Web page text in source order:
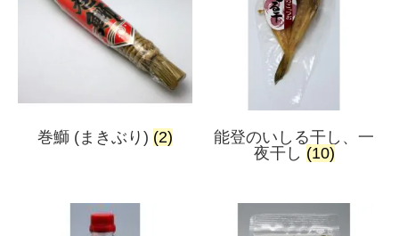
巻鰤 (まきぶり) (2)
能登のいしる干し、一
夜干し (10)